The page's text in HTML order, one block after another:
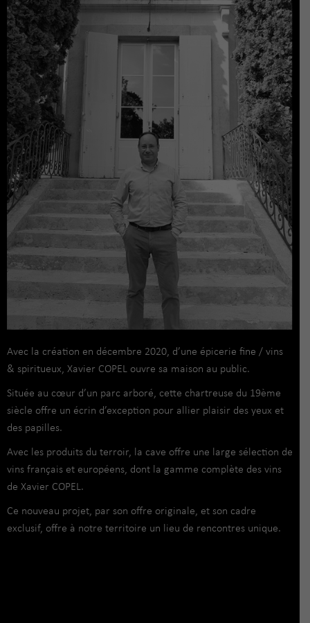
Avec la création en décembre 2020, d’une épicerie fine / vins
& spiritueux, Xavier COPEL ouvre sa maison au public.
Située au cœur d’un parc arboré, cette chartreuse du 19ème
siècle offre un écrin d’exception pour allier plaisir des yeux et
des papilles.
Avec les produits du terroir, la cave offre une large sélection de
vins français et européens, dont la gamme complète des vins
de Xavier COPEL.
Ce nouveau projet, par son offre originale, et son cadre
exclusif, offre à notre territoire un lieu de rencontres unique.